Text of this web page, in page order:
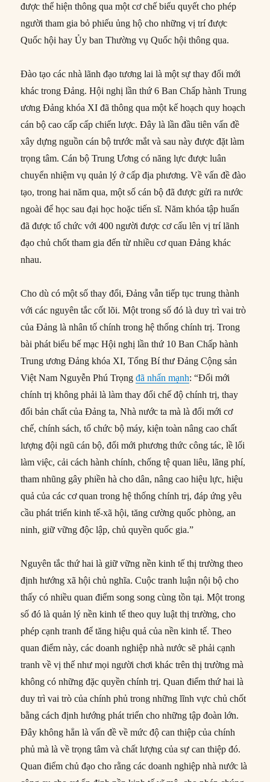
được thể hiện thông qua một cơ chế biểu quyết cho phép
người tham gia bỏ phiếu ủng hộ cho những vị trí được
Quốc hội hay Ủy ban Thường vụ Quốc hội thông qua.
Đào tạo các nhà lãnh đạo tương lai là một sự thay đổi mới
khác trong Đảng. Hội nghị lần thứ 6 Ban Chấp hành Trung
ương Đảng khóa XI đã thông qua một kế hoạch quy hoạch
cán bộ cao cấp cấp chiến lược. Đây là lần đầu tiên vấn đề
xây dựng nguồn cán bộ trước mắt và sau này được đặt làm
trọng tâm. Cán bộ Trung Ương có năng lực được luân
chuyển nhiệm vụ quản lý ở cấp địa phương. Về vấn đề đào
tạo, trong hai năm qua, một số cán bộ đã được gửi ra nước
ngoài để học sau đại học hoặc tiến sĩ. Năm khóa tập huấn
đã được tổ chức với 400 người được cơ cấu lên vị trí lãnh
đạo chủ chốt tham gia đến từ nhiều cơ quan Đảng khác
nhau.
Cho dù có một số thay đổi, Đảng vẫn tiếp tục trung thành
với các nguyên tắc cốt lõi. Một trong số đó là duy trì vai trò
của Đảng là nhân tố chính trong hệ thống chính trị. Trong
bài phát biểu bế mạc Hội nghị lần thứ 10 Ban Chấp hành
Trung ương Đảng khóa XI, Tổng Bí thư Đảng Cộng sản
Việt Nam Nguyễn Phú Trọngđã nhấn mạnh: “Đổi mới
chính trị không phải là làm thay đổi chế độ chính trị, thay
đổi bản chất của Đảng ta, Nhà nước ta mà là đổi mới cơ
chế, chính sách, tổ chức bộ máy, kiện toàn nâng cao chất
lượng đội ngũ cán bộ, đổi mới phương thức công tác, lề lối
làm việc, cải cách hành chính, chống tệ quan liêu, lãng phí,
tham nhũng gây phiền hà cho dân, nâng cao hiệu lực, hiệu
quả của các cơ quan trong hệ thống chính trị, đáp ứng yêu
cầu phát triển kinh tế-xã hội, tăng cường quốc phòng, an
ninh, giữ vững độc lập, chủ quyền quốc gia.”
Nguyên tắc thứ hai là giữ vững nền kinh tế thị trường theo
định hướng xã hội chủ nghĩa. Cuộc tranh luận nội bộ cho
thấy có nhiều quan điểm song song cùng tồn tại. Một trong
số đó là quản lý nền kinh tế theo quy luật thị trường, cho
phép cạnh tranh để tăng hiệu quả của nền kinh tế. Theo
quan điểm này, các doanh nghiệp nhà nước sẽ phải cạnh
tranh về vị thế như mọi người chơi khác trên thị trường mà
không có những đặc quyền chính trị. Quan điểm thứ hai là
duy trì vai trò của chính phủ trong những lĩnh vực chủ chốt
bằng cách định hướng phát triển cho những tập đoàn lớn.
Đây không hẳn là vấn đề về mức độ can thiệp của chính
phủ mà là về trọng tâm và chất lượng của sự can thiệp đó.
Quan điểm chủ đạo cho rằng các doanh nghiệp nhà nước là